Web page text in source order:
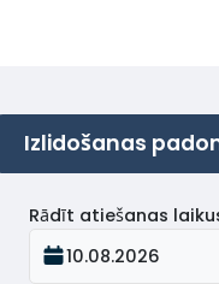
Izlidošanas
Rādīt atiešanas
10.08.2026